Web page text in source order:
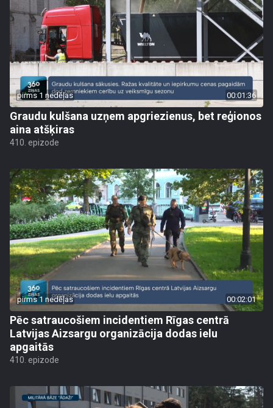
pirms 1 nedēļas 00:01:36
Graudu kulšana uzņem apgriezienus, bet reģionos
aina atšķiras
410. epizode
pirms 1 nedēļas 00:02:01
Pēc satraucošiem incidentiem Rīgas centrā
Latvijas Aizsargu organizācija dodas ielu
apgaitās
410. epizode